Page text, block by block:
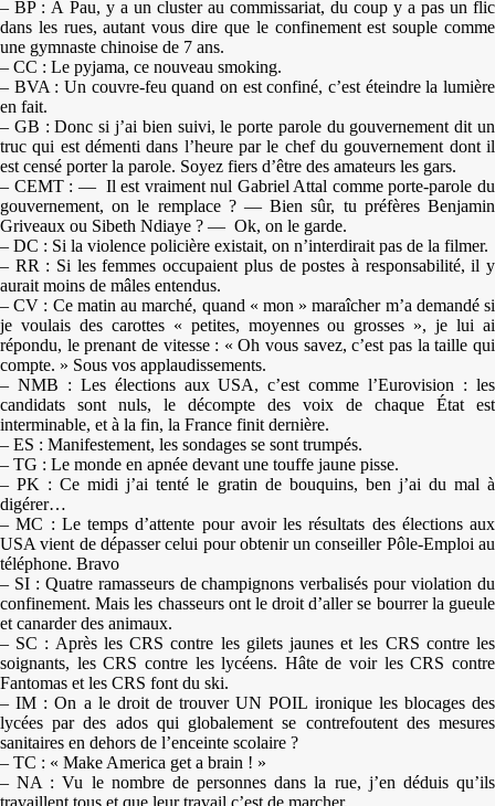
– BP : À Pau, y a un cluster au commissariat, du coup y a pas un flic
dans les rues, autant vous dire que le confinement est souple comme
une gymnaste chinoise de 7 ans.
– CC : Le pyjama, ce nouveau smoking.
– BVA : Un couvre-feu quand on est confiné, c’est éteindre la lumière
en fait.
– GB : Donc si j’ai bien suivi, le porte parole du gouvernement dit un
truc qui est démenti dans l’heure par le chef du gouvernement dont il
est censé porter la parole. Soyez fiers d’être des amateurs les gars.
– CEMT : — Il est vraiment nul Gabriel Attal comme porte-parole du
gouvernement, on le remplace ? — Bien sûr, tu préfères Benjamin
Griveaux ou Sibeth Ndiaye ? — Ok, on le garde.
– DC : Si la violence policière existait, on n’interdirait pas de la filmer.
– RR : Si les femmes occupaient plus de postes à responsabilité, il y
aurait moins de mâles entendus.
– CV : Ce matin au marché, quand « mon » maraîcher m’a demandé si
je voulais des carottes « petites, moyennes ou grosses », je lui ai
répondu, le prenant de vitesse : « Oh vous savez, c’est pas la taille qui
compte. » Sous vos applaudissements.
– NMB : Les élections aux USA, c’est comme l’Eurovision : les
candidats sont nuls, le décompte des voix de chaque État est
interminable, et à la fin, la France finit dernière.
– ES : Manifestement, les sondages se sont trumpés.
– TG : Le monde en apnée devant une touffe jaune pisse.
– PK : Ce midi j’ai tenté le gratin de bouquins, ben j’ai du mal à
digérer…
– MC : Le temps d’attente pour avoir les résultats des élections aux
USA vient de dépasser celui pour obtenir un conseiller Pôle-Emploi au
téléphone. Bravo
– SI : Quatre ramasseurs de champignons verbalisés pour violation du
confinement. Mais les chasseurs ont le droit d’aller se bourrer la gueule
et canarder des animaux.
– SC : Après les CRS contre les gilets jaunes et les CRS contre les
soignants, les CRS contre les lycéens. Hâte de voir les CRS contre
Fantomas et les CRS font du ski.
– IM : On a le droit de trouver UN POIL ironique les blocages des
lycées par des ados qui globalement se contrefoutent des mesures
sanitaires en dehors de l’enceinte scolaire ?
– TC : « Make America get a brain ! »
– NA : Vu le nombre de personnes dans la rue, j’en déduis qu’ils
travaillent tous et que leur travail c’est de marcher.